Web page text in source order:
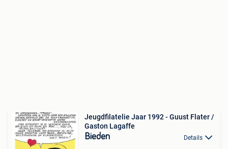
Jeugdfilatelie Jaar 1992 - Guust Flater /
Gaston Lagaffe
Bieden Details